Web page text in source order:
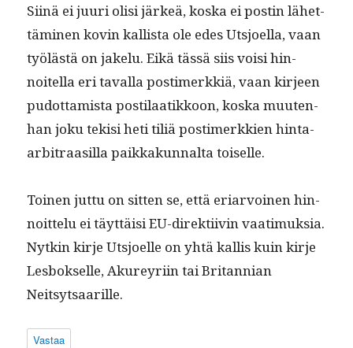
Siinä ei juuri olisi järkeä, kos­ka ei postin lähet­
tämi­nen kovin kallista ole edes Utsjoel­la, vaan
työlästä on jakelu. Eikä tässä siis voisi hin­
noitel­la eri taval­la pos­timerkkiä, vaan kir­jeen
pudot­tamista pos­ti­laatikkoon, kos­ka muuten­
han joku tek­isi heti tiliä pos­timerkkien hin­ta-
arbi­traasil­la paikkakunnal­ta toiselle.
Toinen jut­tu on sit­ten se, että eri­ar­voinen hin­
noit­telu ei täyt­täisi EU-direk­ti­ivin vaa­timuk­sia.
Nytkin kir­je Utsjoelle on yhtä kallis kuin kir­je
Les­bok­selle, Akureyri­in tai Bri­tann­ian
Neitsytsaarille.
Vastaa